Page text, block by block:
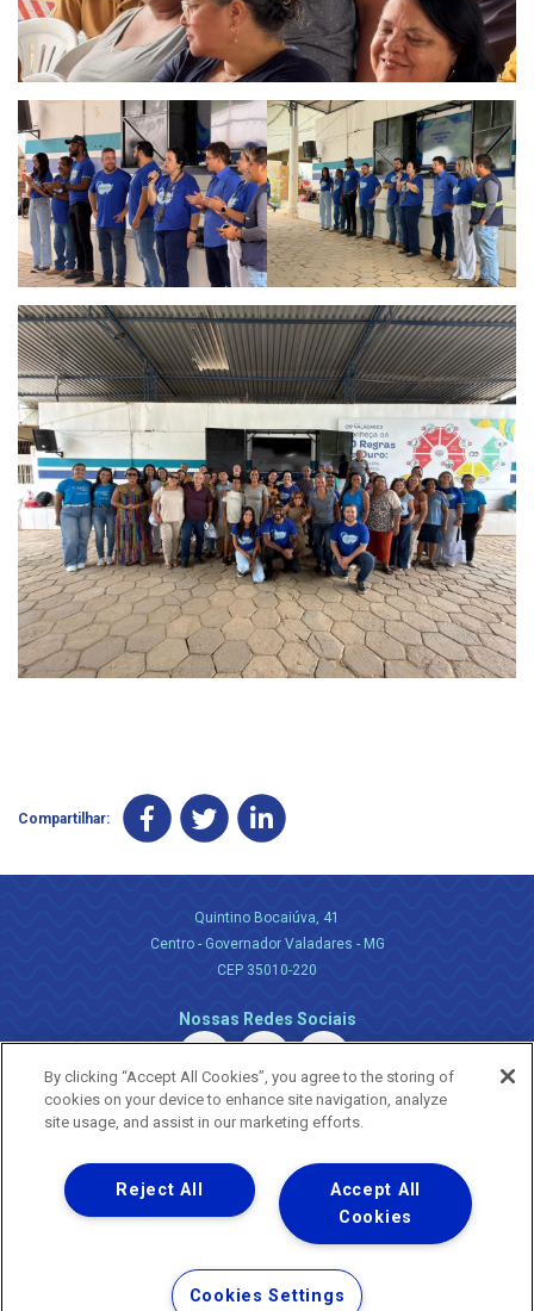
Compartilhar:
Quintino Bocaiúva, 41
Centro - Governador Valadares - MG
CEP 35010-220
Nossas Redes Sociais
Uma empresa
Copyright ® 2026 - Todos os Direitos Reservados.
Nossa natureza movimenta a vida
Termos Gerais de Uso de Sites e Aplicativos
By clicking “Accept All Cookies”, you agree to the storing of
cookies on your device to enhance site navigation, analyze
site usage, and assist in our marketing efforts.
Accept All
Cookies
Reject All
Cookies Settings